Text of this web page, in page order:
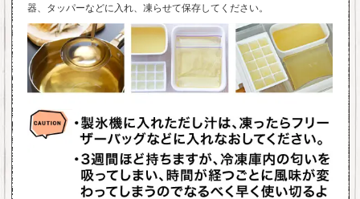
器、タッパーなどに入れ、凍らせて保存してください。